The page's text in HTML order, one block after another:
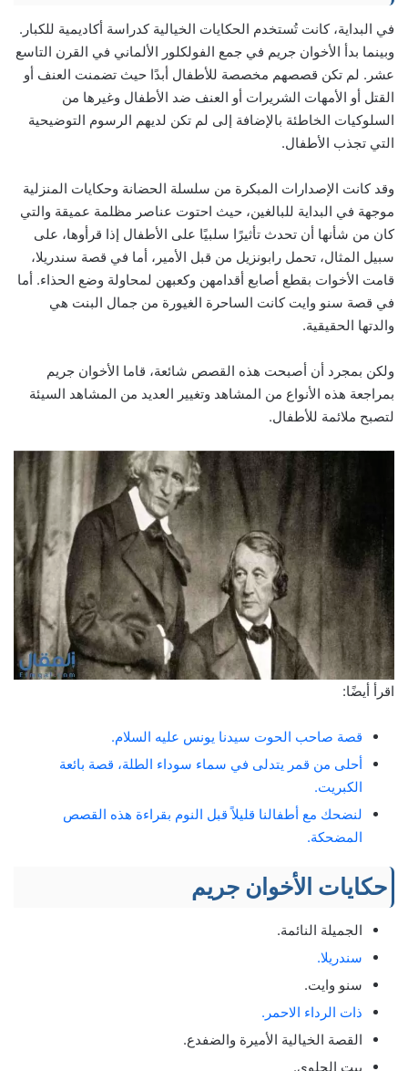
في البداية، كانت تُستخدم الحكايات الخيالية كدراسة أكاديمية للكبار.
وبينما بدأ الأخوان جريم في جمع الفولكلور الألماني في القرن التاسع
عشر. لم تكن قصصهم مخصصة للأطفال أبدًا حيث تضمنت العنف أو
القتل أو الأمهات الشريرات أو العنف ضد الأطفال وغيرها من
السلوكيات الخاطئة بالإضافة إلى لم تكن لديهم الرسوم التوضيحية
التي تجذب الأطفال.
وقد كانت الإصدارات المبكرة من سلسلة الحضانة وحكايات المنزلية
موجهة في البداية للبالغين، حيث احتوت عناصر مظلمة عميقة والتي
كان من شأنها أن تحدث تأثيرًا سلبيًا على الأطفال إذا قرأوها، على
سبيل المثال، تحمل رابونزيل من قبل الأمير، أما في قصة سندريلا،
قامت الأخوات بقطع أصابع أقدامهن وكعبهن لمحاولة وضع الحذاء. أما
في قصة سنو وايت كانت الساحرة الغيورة من جمال البنت هي
والدتها الحقيقية.
ولكن بمجرد أن أصبحت هذه القصص شائعة، قاما الأخوان جريم
بمراجعة هذه الأنواع من المشاهد وتغيير العديد من المشاهد السيئة
لتصبح ملائمة للأطفال.
اقرأ أيضًا:
قصة صاحب الحوت سيدنا يونس عليه السلام.
أحلى من قمر يتدلى في سماء سوداء الطلة، قصة بائعة
الكبريت.
لنضحك مع أطفالنا قليلاً قبل النوم بقراءة هذه القصص
المضحكة.
حكايات الأخوان جريم
الجميلة النائمة.
سندريلا.
سنو وايت.
ذات الرداء الاحمر.
القصة الخيالية الأميرة والضفدع.
بيت الحلوى.